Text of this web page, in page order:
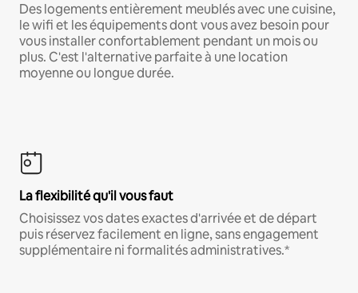
Des logements entièrement meublés avec une cuisine,
le wifi et les équipements dont vous avez besoin pour
vous installer confortablement pendant un mois ou
plus. C'est l'alternative parfaite à une location
moyenne ou longue durée.
La flexibilité qu'il vous faut
Choisissez vos dates exactes d'arrivée et de départ
puis réservez facilement en ligne, sans engagement
supplémentaire ni formalités administratives.*